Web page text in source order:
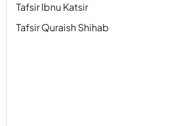
Tafsir Ibnu Katsir
Tafsir Quraish Shihab